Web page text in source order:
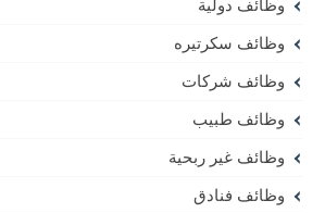
وظائف دولية
وظائف سكرتيره
وظائف شركات
وظائف طبيب
وظائف غير ربحية
وظائف فنادق